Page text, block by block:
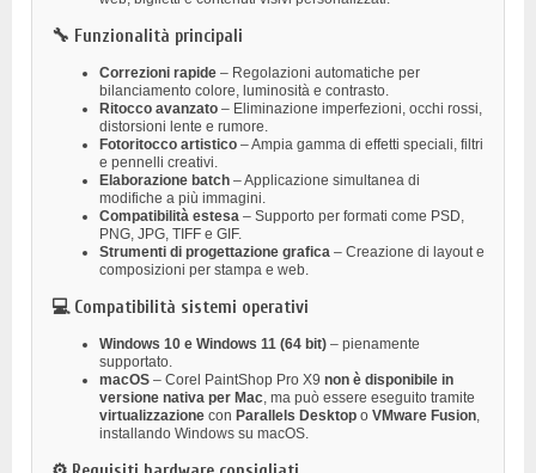
🔧 Funzionalità principali
Correzioni rapide – Regolazioni automatiche per
bilanciamento colore, luminosità e contrasto.
Ritocco avanzato – Eliminazione imperfezioni, occhi rossi,
distorsioni lente e rumore.
Fotoritocco artistico – Ampia gamma di effetti speciali, filtri
e pennelli creativi.
Elaborazione batch – Applicazione simultanea di
modifiche a più immagini.
Compatibilità estesa – Supporto per formati come PSD,
PNG, JPG, TIFF e GIF.
Strumenti di progettazione grafica – Creazione di layout e
composizioni per stampa e web.
💻 Compatibilità sistemi operativi
Windows 10 e Windows 11 (64 bit) – pienamente
supportato.
macOS – Corel PaintShop Pro X9 non è disponibile in
versione nativa per Mac , ma può essere eseguito tramite
virtualizzazione con Parallels Desktop o VMware Fusion
installando Windows su macOS.